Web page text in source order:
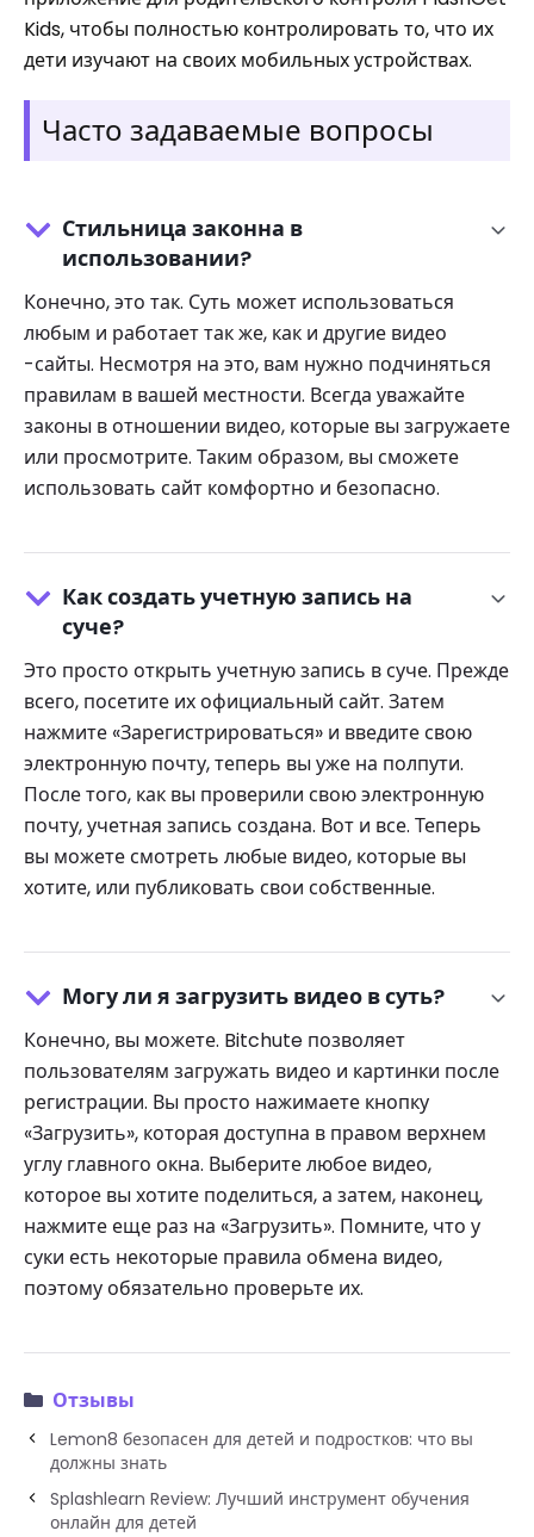
Kids, чтобы полностью контролировать то, что их
дети изучают на своих мобильных устройствах.
Часто задаваемые вопросы
Стильница законна в
использовании?
Конечно, это так. Суть может использоваться
любым и работает так же, как и другие видео
-сайты. Несмотря на это, вам нужно подчиняться
правилам в вашей местности. Всегда уважайте
законы в отношении видео, которые вы загружаете
или просмотрите. Таким образом, вы сможете
использовать сайт комфортно и безопасно.
Как создать учетную запись на
суче?
Это просто открыть учетную запись в суче. Прежде
всего, посетите их официальный сайт. Затем
нажмите «Зарегистрироваться» и введите свою
электронную почту, теперь вы уже на полпути.
После того, как вы проверили свою электронную
почту, учетная запись создана. Вот и все. Теперь
вы можете смотреть любые видео, которые вы
хотите, или публиковать свои собственные.
Могу ли я загрузить видео в суть?
Конечно, вы можете. Bitchute позволяет
пользователям загружать видео и картинки после
регистрации. Вы просто нажимаете кнопку
«Загрузить», которая доступна в правом верхнем
углу главного окна. Выберите любое видео,
которое вы хотите поделиться, а затем, наконец,
нажмите еще раз на «Загрузить». Помните, что у
суки есть некоторые правила обмена видео,
поэтому обязательно проверьте их.
Отзывы
Lemon8 безопасен для детей и подростков: что вы
должны знать
Splashlearn Review: Лучший инструмент обучения
онлайн для детей